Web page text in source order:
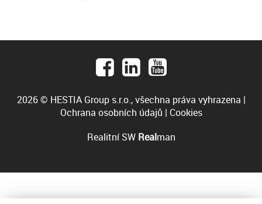
2026 © HESTIA Group s.r.o., všechna práva vyhrazena |
Ochrana osobních údajů | Cookies
Realitní SW Realman